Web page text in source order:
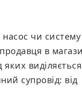
чи систему
в
виділяється
супровід: від